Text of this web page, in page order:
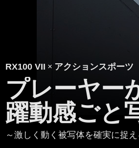
RX100 VII × アクションスポーツ
プレーヤー
躍動感ごと
～激しく動く被写体を確実に捉え